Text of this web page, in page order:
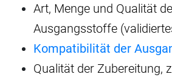
Art, Menge und Qualität
Ausgangsstoffe
Kompatibilität der
Qualität der Zubereitung,